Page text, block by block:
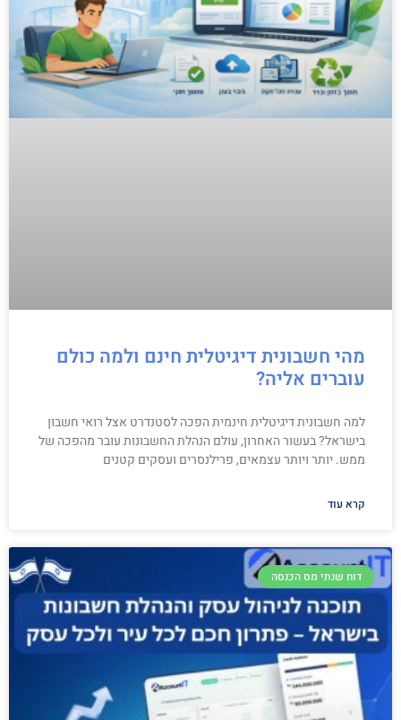
מהי חשבונית דיגיטלית חינם ולמה כולם
עוברים אליה?
למה חשבונית דיגיטלית חינמית הפכה לסטנדרט אצל רואי חשבון
בישראל? בעשור האחרון, עולם הנהלת החשבונות עובר מהפכה של
ממש. יותר ויותר עצמאים, פרילנסרים ועסקים קטנים
קרא עוד
דוח שנתי מס הכנסה